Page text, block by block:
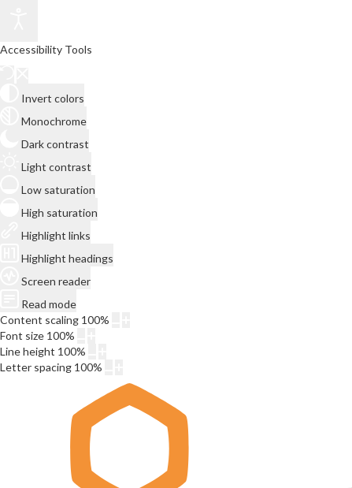
Accessibility Tools
Invert colors
Monochrome
Dark contrast
Light contrast
Low saturation
High saturation
Highlight links
Highlight headings
Screen reader
Read mode
Content scaling 100%
Font size 100%
Line height 100%
Letter spacing 100%